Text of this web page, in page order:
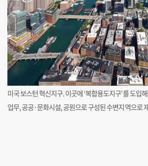
미국 보스턴 혁신지구. 이곳에 ‘복합용도지구’를 도입
업무, 공공·문화시설, 공원으로 구성된 수변지역으로